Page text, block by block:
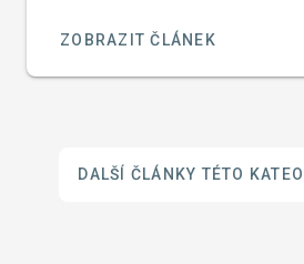
ZOBRAZIT ČLÁNEK
DALŠÍ ČLÁNKY TÉTO